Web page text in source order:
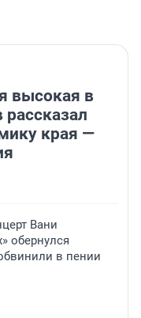
высокая в
края —
Вани
обернулся
в пении